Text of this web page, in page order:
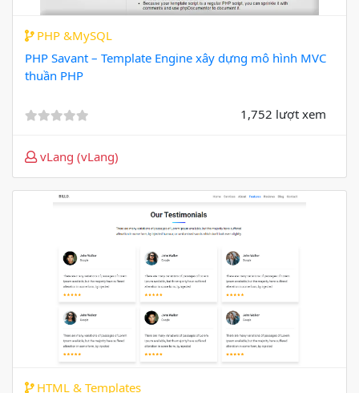
PHP &MySQL
PHP Savant – Template Engine xây dựng mô hình MVC
thuần PHP
1,752 lượt xem
vLang (vLang)
HTML & Templates